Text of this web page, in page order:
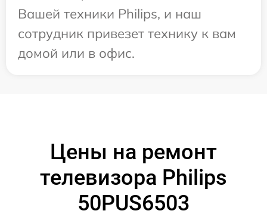
Вашей техники Philips, и наш
сотрудник привезет технику к вам
домой или в офис.
Цены на ремонт
телевизора Philips
50PUS6503